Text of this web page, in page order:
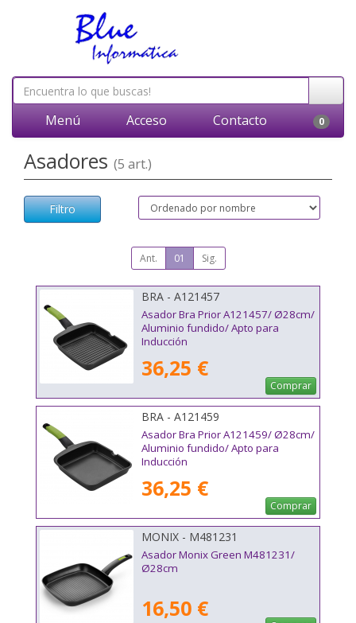
Menú Acceso Contacto 0
Asadores (5 art.)
Filtro
Ant. 01 Sig.
BRA - A121457
Asador Bra Prior A121457/ Ø28cm/
Aluminio fundido/ Apto para
Inducción
36,25 €
Comprar
BRA - A121459
Asador Bra Prior A121459/ Ø28cm/
Aluminio fundido/ Apto para
Inducción
36,25 €
Comprar
MONIX - M481231
Asador Monix Green M481231/
Ø28cm
16,50 €